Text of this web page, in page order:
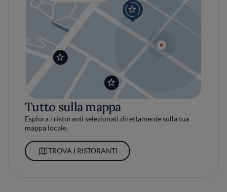
Tutto sulla mappa
Esplora i ristoranti selezionati direttamente sulla tua
mappa locale.
TROVA I RISTORANTI